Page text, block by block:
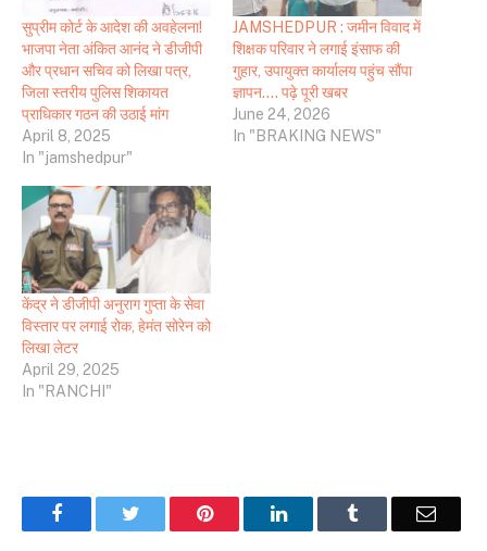
सुप्रीम कोर्ट के आदेश की अवहेलना!
भाजपा नेता अंकित आनंद ने डीजीपी
और प्रधान सचिव को लिखा पत्र,
जिला स्तरीय पुलिस शिकायत
प्राधिकार गठन की उठाई मांग
April 8, 2025
In "jamshedpur"
JAMSHEDPUR : जमीन विवाद में
शिक्षक परिवार ने लगाई इंसाफ की
गुहार, उपायुक्त कार्यालय पहुंच सौंपा
ज्ञापन…. पढ़े पूरी खबर
June 24, 2026
In "BRAKING NEWS"
केंद्र ने डीजीपी अनुराग गुप्ता के सेवा
विस्तार पर लगाई रोक, हेमंत सोरेन को
लिखा लेटर
April 29, 2025
In "RANCHI"
FacebookTwitter Pinterest LinkedInTumblr Email